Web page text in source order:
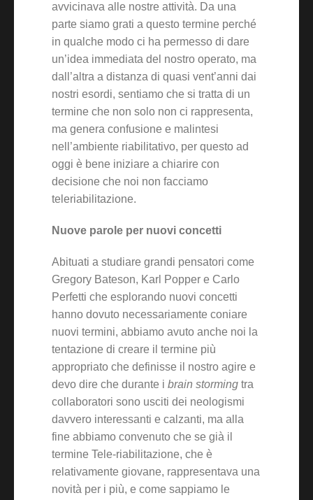
avvicinava alle nostre attività. Da una
parte siamo grati a questo termine perché
in qualche modo ci ha permesso di dare
un’idea immediata del nostro operato, ma
dall’altra a distanza di quasi vent’anni dai
nostri esordi, sentiamo che si tratta di un
termine che non solo non ci rappresenta,
ma genera confusione e malintesi
nell’ambiente riabilitativo, per questo ad
oggi è bene iniziare a chiarire con
decisione che noi non facciamo
teleriabilitazione.
Nuove parole per nuovi concetti
Abituati a studiare grandi pensatori come
Gregory Bateson, Karl Popper e Carlo
Perfetti che esplorando nuovi concetti
hanno dovuto necessariamente coniare
nuovi termini, abbiamo avuto anche noi la
tentazione di creare il termine più
appropriato che definisse il nostro agire e
devo dire che durante i brain storming tra
collaboratori sono usciti dei neologismi
davvero interessanti e calzanti, ma alla
fine abbiamo convenuto che se già il
termine Tele-riabilitazione, che è
relativamente giovane, rappresentava una
novità per i più, e come sappiamo le